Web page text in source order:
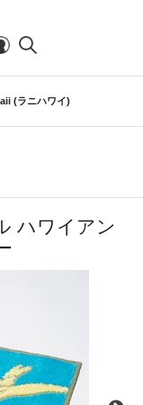
(ラニハワイ)
ハワイアン